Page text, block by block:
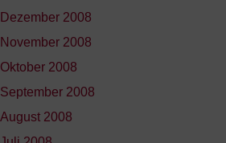
Dezember 2008
November 2008
Oktober 2008
September 2008
August 2008